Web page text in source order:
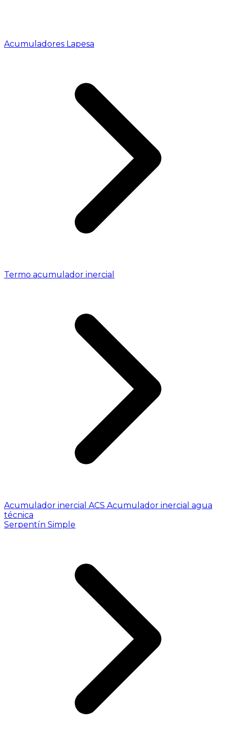
Acumuladores Lapesa
Termo acumulador inercial
Acumulador inercial ACS Acumulador inercial agua
técnica
Serpentín Simple